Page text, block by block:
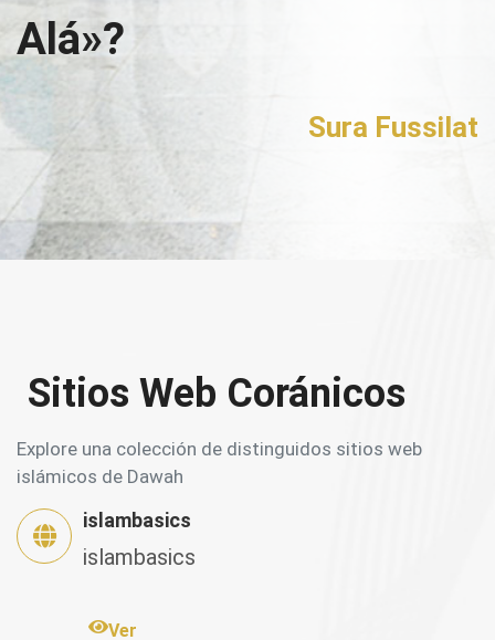
Alá»?
Sura Fussilat
Sitios Web Coránicos
Explore una colección de distinguidos sitios web
islámicos de Dawah
islambasics
islambasics
Ver